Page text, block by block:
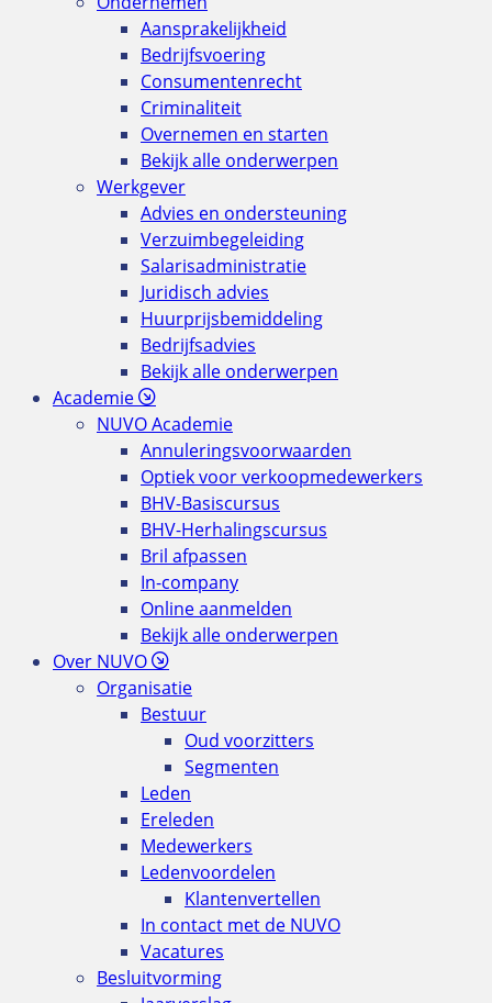
Aansprakelijkheid
Bedrijfsvoering
Consumentenrecht
Criminaliteit
Overnemen en starten
Bekijk alle onderwerpen
Werkgever
Advies en ondersteuning
Verzuimbegeleiding
Salarisadministratie
Juridisch advies
Huurprijsbemiddeling
Bedrijfsadvies
Bekijk alle onderwerpen
Academie
NUVO Academie
Annuleringsvoorwaarden
Optiek voor verkoopmedewerkers
BHV-Basiscursus
BHV-Herhalingscursus
Bril afpassen
In-company
Online aanmelden
Bekijk alle onderwerpen
Over NUVO
Organisatie
Bestuur
Oud voorzitters
Segmenten
Leden
Ereleden
Medewerkers
Ledenvoordelen
Klantenvertellen
In contact met de NUVO
Vacatures
Besluitvorming